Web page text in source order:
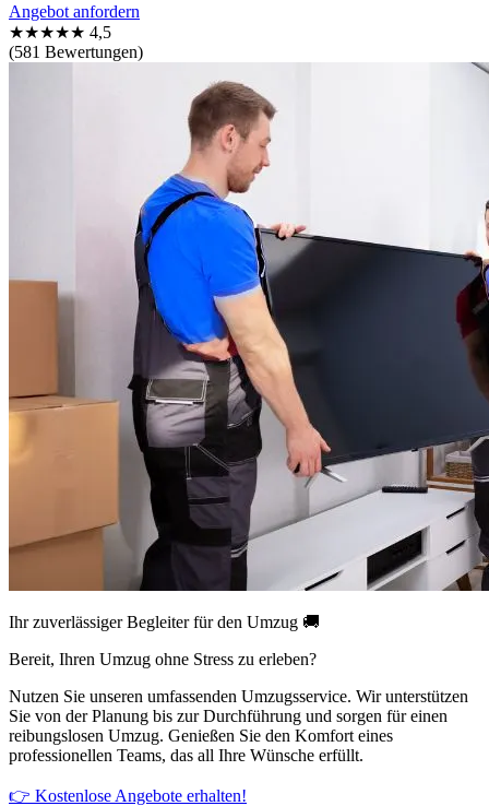
Angebot anfordern
★★★★★ 4,5
(581 Bewertungen)
Ihr zuverlässiger Begleiter für den Umzug 🚚
Bereit, Ihren Umzug ohne Stress zu erleben?
Nutzen Sie unseren umfassenden Umzugsservice. Wir unterstützen
Sie von der Planung bis zur Durchführung und sorgen für einen
reibungslosen Umzug. Genießen Sie den Komfort eines
professionellen Teams, das all Ihre Wünsche erfüllt.
👉 Kostenlose Angebote erhalten!